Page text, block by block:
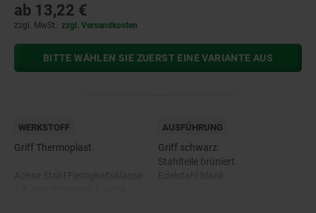
ab 13,22 €
zzgl. MwSt. zzgl. Versandkosten
BITTE WÄHLEN SIE ZUERST EINE VARIANTE AUS
WERKSTOFF
Griff Thermoplast.
AUSFÜHRUNG
Griff schwarz.
Stahlteile brüniert.